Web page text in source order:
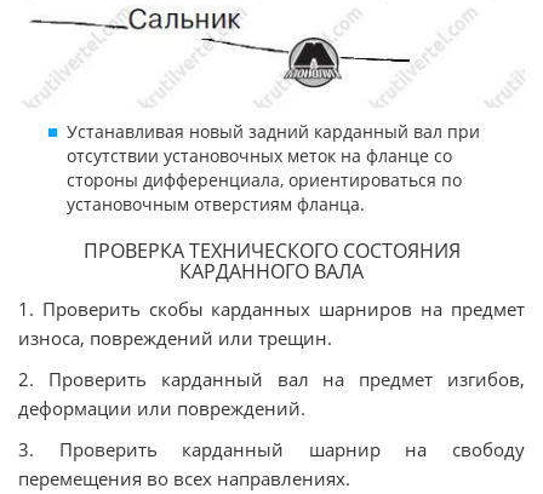
Устанавливая новый задний карданный вал при
отсутствии установочных меток на фланце со
стороны дифференциала, ориентироваться по
установочным отверстиям фланца.
ПРОВЕРКА ТЕХНИЧЕСКОГО СОСТОЯНИЯ
КАРДАННОГО ВАЛА
1. Проверить скобы карданных шарниров на предмет
износа, повреждений или трещин.
2. Проверить карданный вал на предмет изгибов,
деформации или повреждений.
3. Проверить карданный шарнир на свободу
перемещения во всех направлениях.